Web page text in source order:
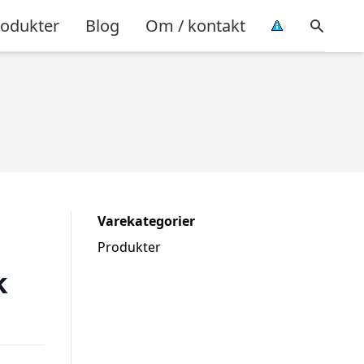
Blog Om / kontakt
Varekategorier
Produkter